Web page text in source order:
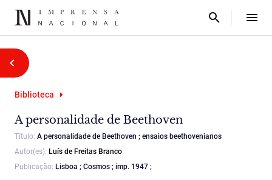
Biblioteca
A personalidade de Beethoven
Título: A personalidade de Beethoven ; ensaios beethovenianos
Autor(es): Luís de Freitas Branco
Publicação: Lisboa ; Cosmos ; imp. 1947 ;